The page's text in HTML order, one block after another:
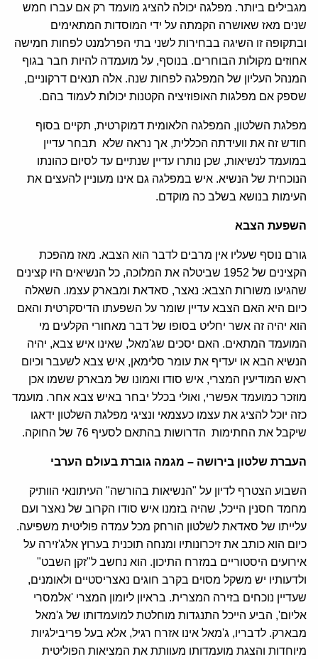
מגבילים ביותר. מפלגה יכולה להציג מועמד רק אם עברו חמש
שנים מאז שאושרה הקמתה על ידי המוסדות המתאימים
ובתקופה זו השיגה בבחירות לשני בתי הפרלמנט לפחות חמישה
אחוזים מקולות הבוחרים. בנוסף, על מועמדה להיות חבר בגוף
המנהל העליון של המפלגה לפחות שנה. אלה תנאים דרקוניים,
שספק אם מפלגות האופוזיציה הקטנות יכולות לעמוד בהם.
מפלגת השלטון, המפלגה הלאומית דמוקרטית, תקיים בסוף
חודש זה את וועידתה הכללית, אך נראה שלא תבחר עדיין
במועמד לנשיאות, שכן נותרו עדיין שנתיים עד לסיום כהונתו
הנוכחית של הנשיא. איש במפלגה גם אינו מעוניין להעצים את
העימות בנושא בשלב כה מוקדם.
השפעת הצבא
גורם נוסף שעליו אין מרבים לדבר הוא הצבא. מאז מהפכת
הקצינים של 1952 שביטלה את המלוכה, כל הנשיאים היו קצינים
שהגיעו משורות הצבא: נאצר, סאדאת ומבארק עצמו. השאלה
כיום היא האם הצבא עדיין שומר על השפעתו הדיסקרטית והאם
הוא יהיה זה אשר יחליט בסופו של דבר מאחורי הקלעים מי
המועמד המתאים. האם יסכים שג'מאל, שאינו איש צבא, יהיה
הנשיא הבא או יעדיף את עומר סלימאן, איש צבא לשעבר וכיום
ראש המודיעין המצרי, איש סודו ואמונו של מבארק ששמו אכן
מוזכר כמועמד אפשרי, ואולי בכלל יבחר באיש צבא אחר. מועמד
כזה יוכל להציג את עצמו כעצמאי ונציגי מפלגת השלטון ידאגו
שיקבל את החתימות הדרושות בהתאם לסעיף 76 של החוקה.
העברת שלטון בירושה – מגמה גוברת בעולם הערבי
השבוע הצטרף לדיון על "הנשיאות בהורשה" העיתונאי הוותיק
מחמד חסנין הייכל, שהיה בזמנו איש סודו הקרוב של נאצר ועם
עלייתו של סאדאת לשלטון הורחק מכל עמדה פוליטית משפיעה.
כיום הוא כותב את זיכרונותיו ומנחה תוכנית בערוץ אלג'זירה על
אירועים היסטוריים במזרח התיכון. הוא נחשב ל"זקן השבט"
ולדעותיו יש משקל מסוים בקרב חוגים נאצריסטיים ולאומנים,
שעדיין נוכחים בזירה המצרית. בראיון ליומון המצרי 'אלמסרי
אליום', הביע הייכל התנגדות מוחלטת למועמדותו של ג'מאל
מבארק. לדבריו, ג'מאל אינו אזרח רגיל, אלא בעל פריבילגיות
מיוחדות והצגת מועמדותו מעוותת את המציאות הפוליטית